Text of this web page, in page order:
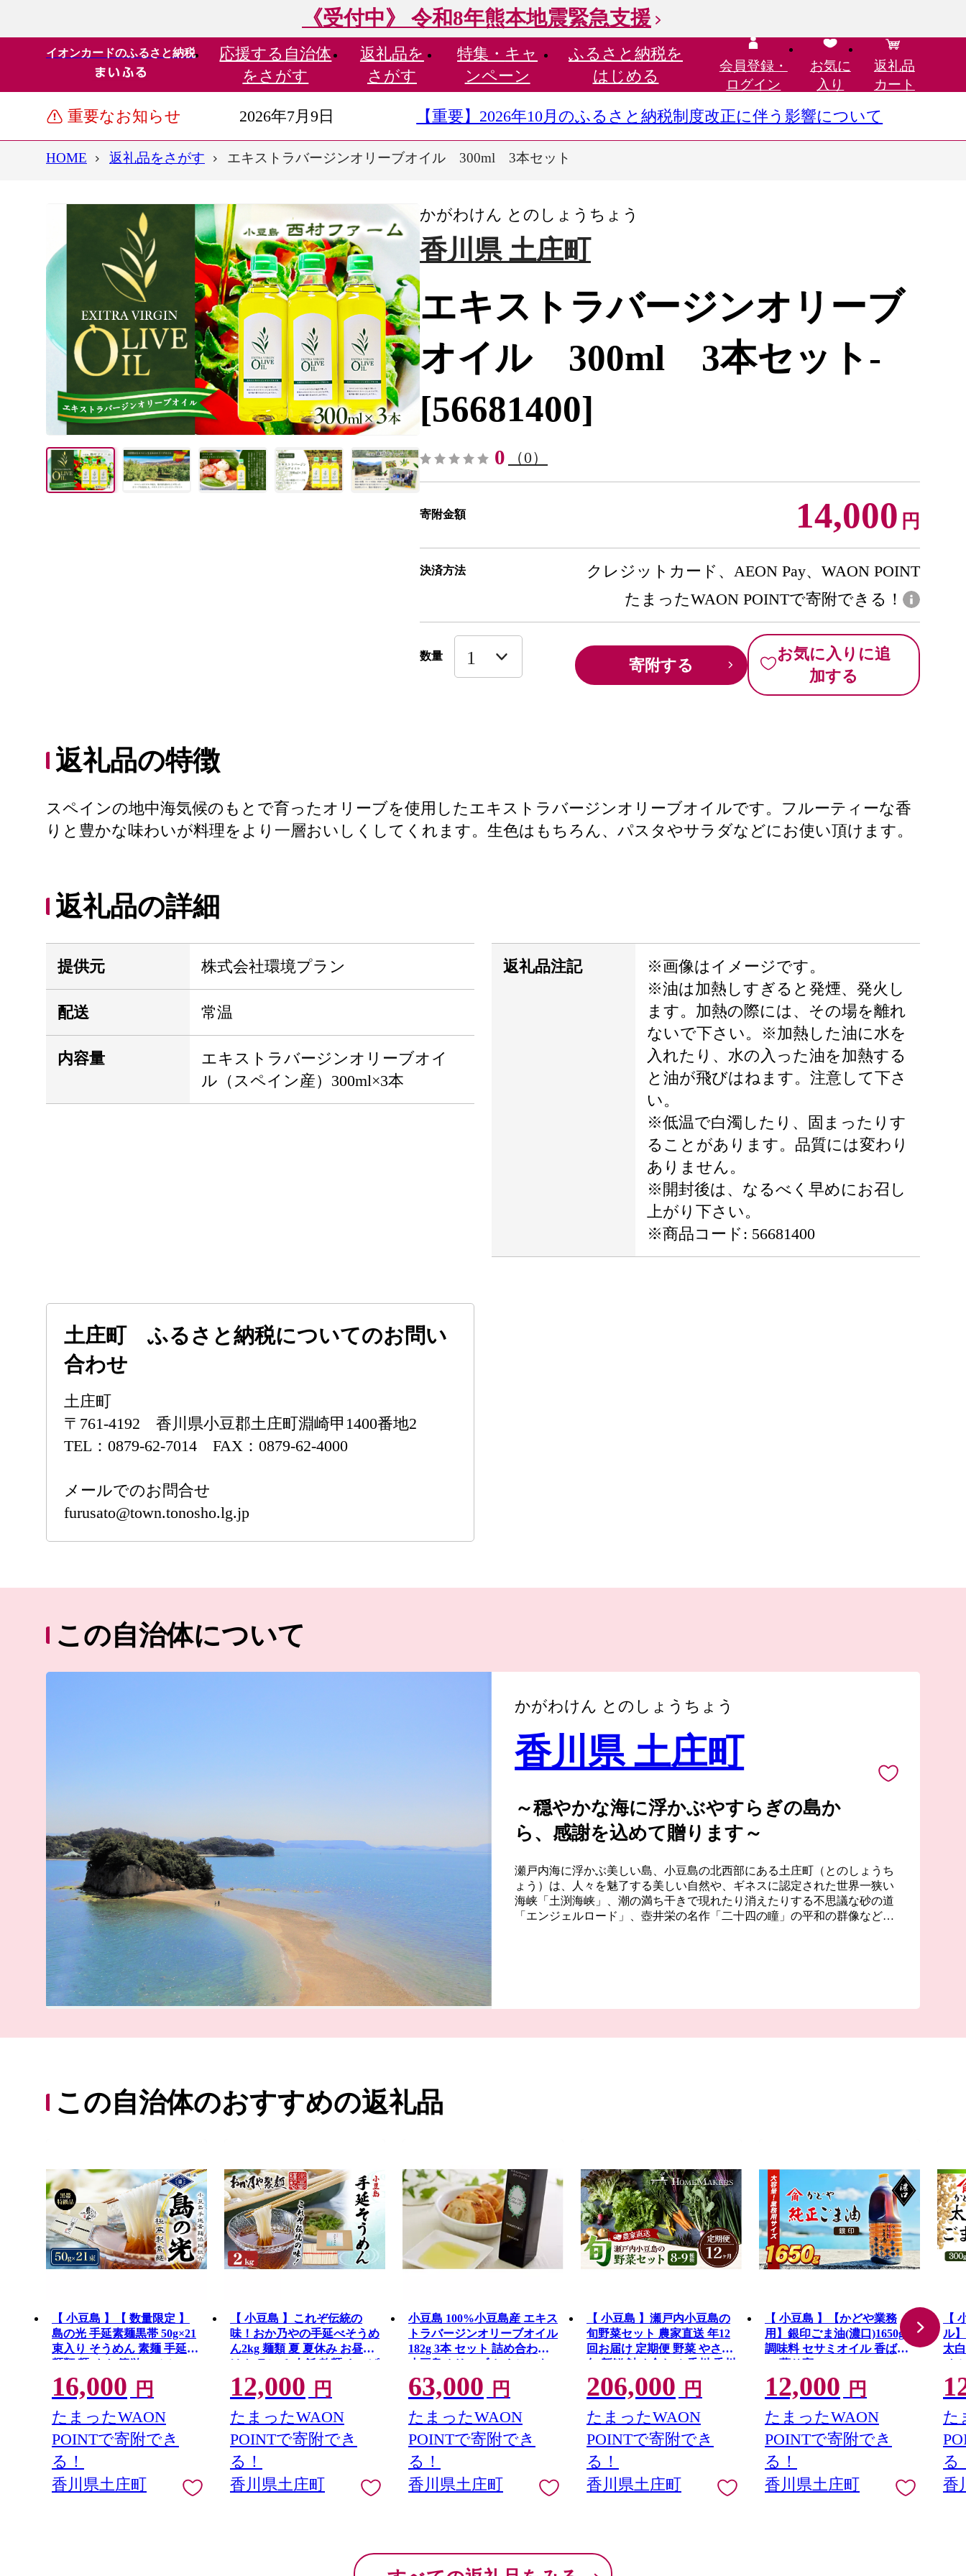
《受付中》 令和8年熊本地震緊急支援
イオンカードのふるさと納税 応援する 自治体
をさがす
返礼品を
さがす
特集・ キャ
ンペーン
ふるさと納税を
はじめる
会員登録・
ログイン
お気に
入り
返礼品
カート
重要なお知らせ 2026年7月9日 【重要】2026年10月のふるさと納税制度改正に伴う影響について
HOME 返礼品をさがす エキストラバージンオリーブオイル 300ml 3本セット
かがわけん とのしょうちょう
香川県 土庄町
エキストラバージンオリーブ
オイル 300ml 3本セット-
[56681400]
0 （0）
寄附金額 14,000 円
決済方法
クレジットカード、AEON Pay、WAON POINT
たまったWAON POINTで寄附できる！
数量 寄附する
お気に入りに追
加する
返礼品の特徴
スペインの地中海気候のもとで育ったオリーブを使用したエキストラバージンオリーブオイルです。フルーティーな香
りと豊かな味わいが料理をより一層おいしくしてくれます。生色はもちろん、パスタやサラダなどにお使い頂けます。
返礼品の詳細
提供元 株式会社環境プラン
配送 常温
内容量
エキストラバージンオリーブオイ
ル（スペイン産）300ml×3本
返礼品注記
※画像はイメージです。
※油は加熱しすぎると発煙、発火し
ます。加熱の際には、その場を離れ
ないで下さい。※加熱した油に水を
入れたり、水の入った油を加熱する
と油が飛びはねます。注意して下さ
い。
※低温で白濁したり、固まったりす
ることがあります。品質には変わり
ありません。
※開封後は、なるべく早めにお召し
上がり下さい。
※商品コード: 56681400
土庄町 ふるさと納税についてのお問い
合わせ
土庄町
〒761-4192 香川県小豆郡土庄町淵崎甲1400番地2
TEL：0879-62-7014 FAX：0879-62-4000
メールでのお問合せ
furusato@town.tonosho.lg.jp
この自治体について
かがわけん とのしょうちょう
香川県 土庄町
～穏やかな海に浮かぶやすらぎの島か
ら、感謝を込めて贈ります～
瀬戸内海に浮かぶ美しい島、小豆島の北西部にある土庄町（とのしょうち
ょう）は、人々を魅了する美しい自然や、ギネスに認定された世界一狭い
海峡「土渕海峡」、潮の満ち干きで現れたり消えたりする不思議な砂の道
「エンジェルロード」、壺井栄の名作「二十四の瞳」の平和の群像などの
を目指す小豆島のブランド鱧 「小豆島 島鱧（しょうどしま しまはも）」
先人が築いた伝統的な行事や歴史的な景観を守り、後世へと継承していく
この自治体のおすすめの返礼品
【 小豆島 】【 数量限定 】
島の光 手延素麺黒帯 50g×21
束入り そうめん 素麺 手延べ
麺類 麺 めん 簡単 ヘルシー
贈り物 ギフト 贈答 特級品 コ
シ 香川 香川県 土庄 土庄町
16,000 円
たまったWAON
POINTで寄附でき
る！
香川県土庄町
【 小豆島 】これぞ伝統の
味！おか乃やの手延べそうめ
ん2kg 麺類 夏 夏休み お昼ご
はん ランチ 夕飯 乾麺 さっぱ
り あっさり 小豆島素麺 昔な
がらの製法
12,000 円
たまったWAON
POINTで寄附でき
る！
香川県土庄町
小豆島 100%小豆島産 エキス
トラバージンオリーブオイル
182g 3本 セット 詰め合わせ
小豆島オリーブオイル エキ
ストラバージンオイル オリ
ーブオイル オイル 食用油 調
味料 香川 香川県 土庄町
63,000 円
たまったWAON
POINTで寄附でき
る！
香川県土庄町
【 小豆島 】瀬戸内小豆島の
旬野菜セット 農家直送 年12
回お届け 定期便 野菜 やさい
旬 新鮮 詰め合わせ 香川 香川
県 土庄 土庄町
206,000 円
たまったWAON
POINTで寄附でき
る！
香川県土庄町
【 小豆島 】【かどや業務
用】銀印ごま油(濃口)1650g
調味料 セサミオイル 香ばし
い 薫り高い
12,000 円
たまったWAON
POINTで寄附でき
る！
香川県土庄町
【
ル
太
ベ
油
ト
た
る
香